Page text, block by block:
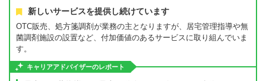
新しいサービスを提供し続けています
OTC販売、処方箋調剤が業務の主となりますが、居宅管理指導や無
菌調剤施設の設置など、付加価値のあるサービスに取り組んでいま
す。
キャリアアドバイザーのレポート